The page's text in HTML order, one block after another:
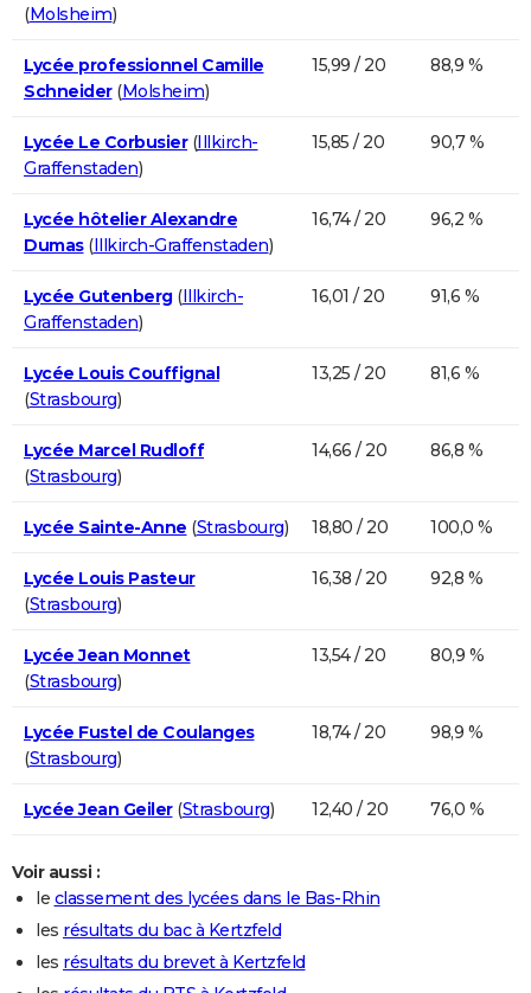
(Molsheim)
Lycée professionnel Camille
Schneider(Molsheim)
15,99 / 20 88,9 %
Lycée Le Corbusier(Illkirch-
Graffenstaden)
15,85 / 20 90,7 %
Lycée hôtelier Alexandre
Dumas(Illkirch-Graffenstaden)
16,74 / 20 96,2 %
Lycée Gutenberg(Illkirch-
Graffenstaden)
16,01 / 20 91,6 %
Lycée Louis Couffignal
(Strasbourg)
13,25 / 20 81,6 %
Lycée Marcel Rudloff
(Strasbourg)
14,66 / 20 86,8 %
Lycée Sainte-Anne (Strasbourg) 18,80 / 20 100,0 %
Lycée Louis Pasteur
(Strasbourg)
16,38 / 20 92,8 %
Lycée Jean Monnet
(Strasbourg)
13,54 / 20 80,9 %
Lycée Fustel de Coulanges
(Strasbourg)
18,74 / 20 98,9 %
Lycée Jean Geiler(Strasbourg) 12,40 / 20 76,0 %
Voir aussi :
le classement des lycées dans le Bas-Rhin
les résultats du bac à Kertzfeld
les résultats du brevet à Kertzfeld